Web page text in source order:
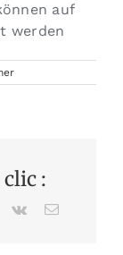
auf
werden
:
Pinterest
Vk Email